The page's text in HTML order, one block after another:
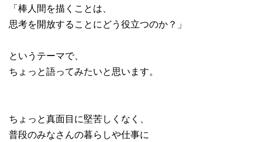
「棒人間を描くことは、
思考を開放することにどう役立つのか？」
というテーマで、
ちょっと語ってみたいと思います。
ちょっと真面目に堅苦しくなく、
普段のみなさんの暮らしや仕事に